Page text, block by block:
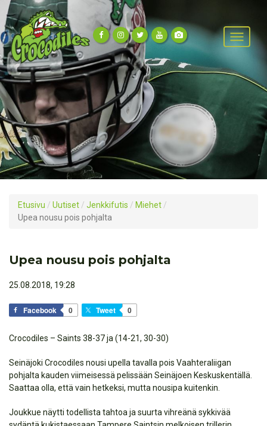
Etusivu / Uutiset / Jenkkifutis / Miehet /
Upea nousu pois pohjalta
Upea nousu pois pohjalta
25.08.2018, 19:28
Facebook 0 Tweet 0
Crocodiles – Saints 38-37 ja (14-21, 30-30)
Seinäjoki Crocodiles nousi upella tavalla pois Vaahteraliigan
pohjalta kauden viimeisessä pelissään Seinäjoen Keskuskentällä.
Saattaa olla, että vain hetkeksi, mutta nousipa kuitenkin.
Joukkue näytti todellista tahtoa ja suurta vihreänä sykkivää